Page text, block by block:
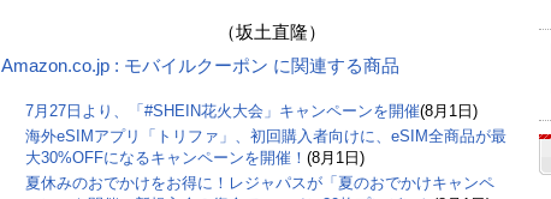
（坂土直隆）
Amazon.co.jp : モバイルクーポン に関連する商品
7月27日より、「#SHEIN花火大会」キャンペーンを開催(8月1日)
海外eSIMアプリ「トリファ」、初回購入者向けに、eSIM全商品が最
大30%OFFになるキャンペーンを開催！ (8月1日)
夏休みのおでかけをお得に！レジャパスが「夏のおでかけキャンペ